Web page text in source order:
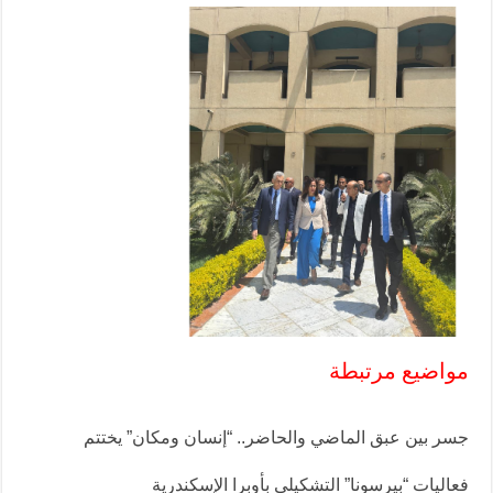
مواضيع مرتبطة
جسر بين عبق الماضي والحاضر.. “إنسان ومكان” يختتم
فعاليات “بيرسونا” التشكيلي بأوبرا الإسكندرية